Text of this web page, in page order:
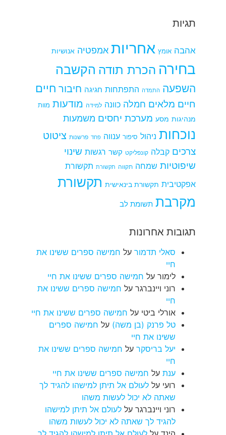
תגיות
אהבה אומץ אחריות אמפטיה אנושיות
בחירה הכרת תודה הקשבה
השפעה התמדה התפתחות חגיגה חיבור חיים
חיים מלאים חמלה כוונה למידה מודעות מוות
מנהיגות מסע מערכת יחסים משמעות
נוכחות ניהול סיפור ענווה פחד פרשנות ציטוט
צרכים קבלה קונפליקט קשר רגשות שינוי
שיפוטיות שמחה תקווה תקשורת תקשורת
אפקטיבית תקשורת בינאישית תקשורת
מקרבת תשומת לב
תגובות אחרונות
סאלי תדמור על חמישה ספרים ששינו את
חיי
לימור על חמישה ספרים ששינו את חיי
רוני ויינברגר על חמישה ספרים ששינו את
חיי
אורלי ביטי על חמישה ספרים ששינו את חיי
טל פרנק (בן משה) על חמישה ספרים
ששינו את חיי
יעל בריסקר על חמישה ספרים ששינו את
חיי
ענת על חמישה ספרים ששינו את חיי
רועי על לעולם אל תיתן למישהו להגיד לך
שאתה לא יכול לעשות משהו
רוני ויינברגר על לעולם אל תיתן למישהו
להגיד לך שאתה לא יכול לעשות משהו